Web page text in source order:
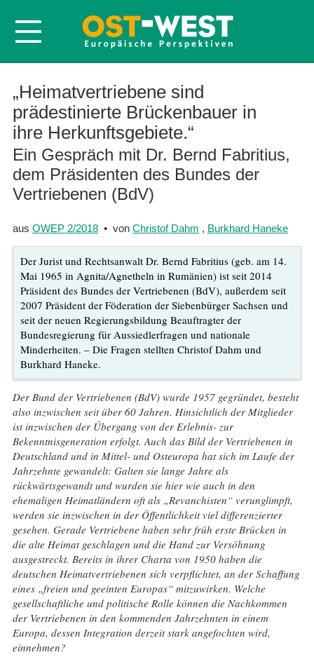
Startseite
Über OWEP
Volltexte
Probeheft
Nachbestellen
Kontakt
„Heimatvertriebene sind
prädestinierte Brückenbauer in
ihre Herkunftsgebiete.“
Ein Gespräch mit Dr. Bernd Fabritius,
dem Präsidenten des Bundes der
Vertriebenen (BdV)
aus OWEP 2/2018• von Christof Dahm , Burkhard Haneke
Der Jurist und Rechtsanwalt Dr. Bernd Fabritius (geb. am 14.
Mai 1965 in Agnita/Agnetheln in Rumänien) ist seit 2014
Präsident des Bundes der Vertriebenen (BdV), außerdem seit
2007 Präsident der Föderation der Siebenbürger Sachsen und
seit der neuen Regierungsbildung Beauftragter der
Bundesregierung für Aussiedlerfragen und nationale
Minderheiten. – Die Fragen stellten Christof Dahm und
Burkhard Haneke.
Der Bund der Vertriebenen (BdV) wurde 1957 gegründet, besteht
also inzwischen seit über 60 Jahren. Hinsichtlich der Mitglieder
ist inzwischen der Übergang von der Erlebnis- zur
Bekenntnisgeneration erfolgt. Auch das Bild der Vertriebenen in
Deutschland und in Mittel- und Osteuropa hat sich im Laufe der
Jahrzehnte gewandelt: Galten sie lange Jahre als
rückwärtsgewandt und wurden sie hier wie auch in den
ehemaligen Heimatländern oft als „Revanchisten“ verunglimpft,
werden sie inzwischen in der Öffentlichkeit viel differenzierter
gesehen. Gerade Vertriebene haben sehr früh erste Brücken in
die alte Heimat geschlagen und die Hand zur Versöhnung
ausgestreckt. Bereits in ihrer Charta von 1950 haben die
deutschen Heimatvertriebenen sich verpflichtet, an der Schaffung
eines „freien und geeinten Europas“ mitzuwirken. Welche
gesellschaftliche und politische Rolle können die Nachkommen
der Vertriebenen in den kommenden Jahrzehnten in einem
Europa, dessen Integration derzeit stark angefochten wird,
einnehmen?